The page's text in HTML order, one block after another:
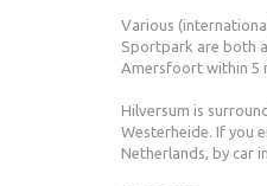
Various
Sportpark are both
Amersfoort within 5
Hilversum is
Westerheide. If you
Netherlands, by car